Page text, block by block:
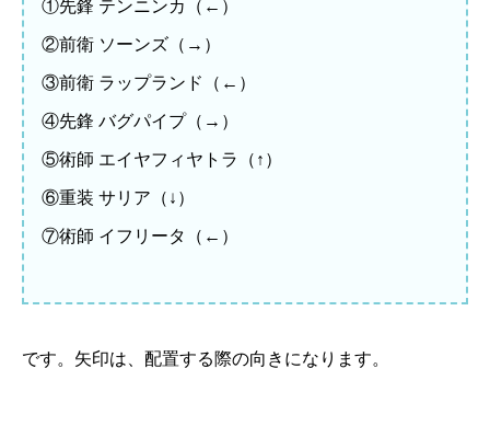
①先鋒 テンニンカ（←）
②前衛 ソーンズ（→）
③前衛 ラップランド（←）
④先鋒 バグパイプ（→）
⑤術師 エイヤフィヤトラ（↑）
⑥重装 サリア（↓）
⑦術師 イフリータ（←）
です。矢印は、配置する際の向きになります。